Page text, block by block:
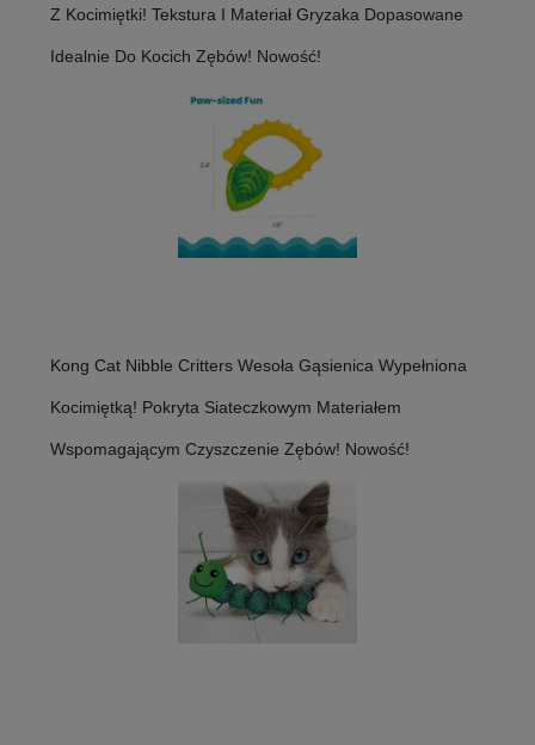
Z Kocimiętki! Tekstura I Materiał Gryzaka Dopasowane
Idealnie Do Kocich Zębów! Nowość!
Kong Cat Nibble Critters Wesoła Gąsienica Wypełniona
Kocimiętką! Pokryta Siateczkowym Materiałem
Wspomagającym Czyszczenie Zębów! Nowość!